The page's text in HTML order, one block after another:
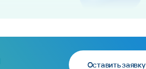
Оставить заявку